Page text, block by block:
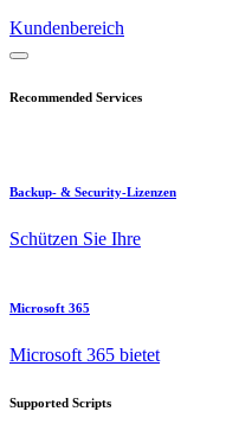
Kundenbereich
Recommended Services
Backup- & Security-Lizenzen
Schützen Sie Ihre
Microsoft 365
Microsoft 365 bietet
Supported Scripts